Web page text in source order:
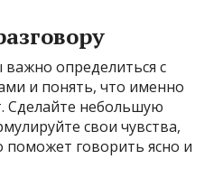
определиться с
и понять, что именно
Сделайте небольшую
свои чувства,
говорить ясно и